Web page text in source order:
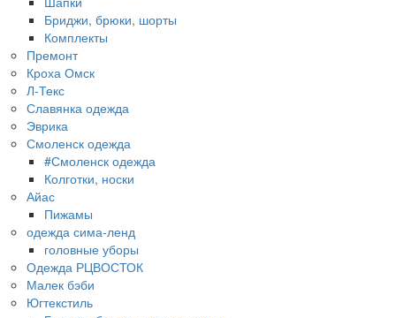
Бриджи, брюки, шорты
Комплекты
Премонт
Кроха Омск
Л-Текс
Славянка одежда
Эврика
Смоленск одежда
#Смоленск одежда
Колготки, носки
Айас
Пижамы
одежда сима-ленд
головные уборы
Одежда РЦВОСТОК
Малек бэби
Югтекстиль